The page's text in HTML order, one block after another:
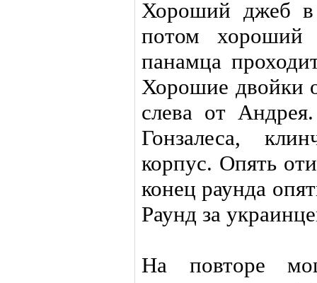
Хороший джеб в
потом хороший
панамца
Хорошие двойки
слева от
Гонзалеса,
корпус. Опять
конец раунда
Раунд за
На повторе